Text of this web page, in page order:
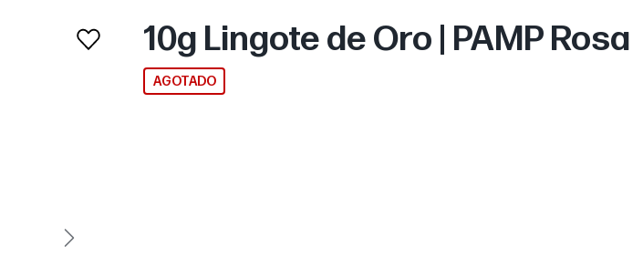
Siguiente
10g Lingote de Oro | PAMP Rosa
AGOTADO